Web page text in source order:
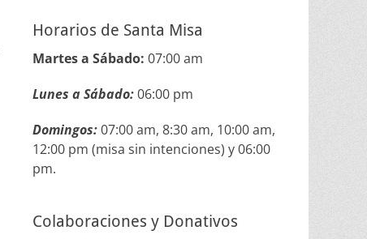
Horarios de Santa Misa
Martes a Sábado: 07:00 am
Lunes a Sábado:06:00 pm
Domingos:07:00 am, 8:30 am, 10:00 am,
12:00 pm (misa sin intenciones) y 06:00
pm.
Colaboraciones y Donativos